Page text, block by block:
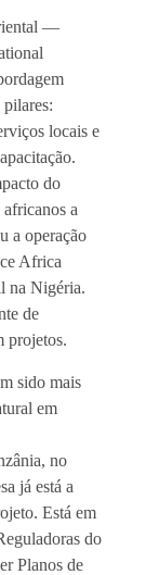
—
locais e
do
a
a operação
Africa
na Nigéria.
de
projetos.
sido mais
em
no
já está a
Está em
do
Planos de